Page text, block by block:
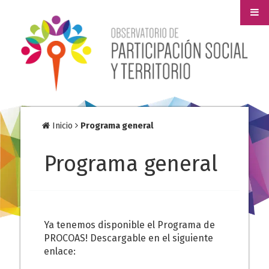
Inicio Programa general
Programa general
Ya tenemos disponible el Programa de
PROCOAS! Descargable en el siguiente
enlace: